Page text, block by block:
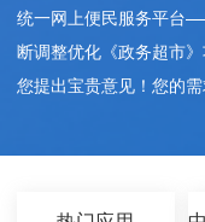
统一网上便民服务平台
断调整优化《政务超市
您提出宝贵意见！您的